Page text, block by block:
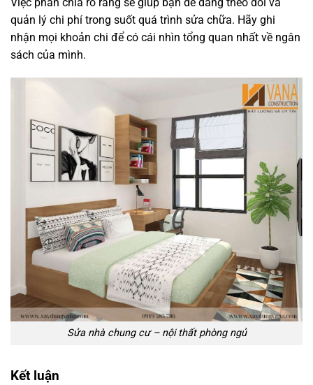
quản lý chi phí trong suốt quá trình sửa chữa. Hãy ghi
nhận mọi khoản chi để có cái nhìn tổng quan nhất về ngân
sách của mình.
Sửa nhà chung cư – nội thất phòng ngủ
Kết luận